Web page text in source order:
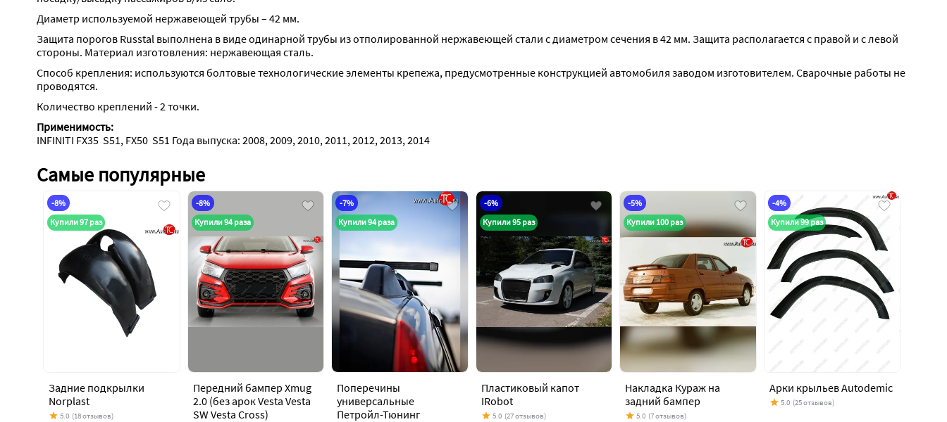
Диаметр используемой нержавеющей трубы – 42 мм.
Защита порогов Russtal выполнена в виде одинарной трубы из отполированной нержавеющей стали с диаметром сечения в 42 мм. Защита располагается с правой и с левой
стороны. Материал изготовления: нержавеющая сталь.
Способ крепления: используются болтовые технологические элементы крепежа, предусмотренные конструкцией автомобиля заводом изготовителем. Сварочные работы не
проводятся.
Количество креплений - 2 точки.
Применимость:
INFINITI FX35  S51, FX50  S51 Года выпуска: 2008, 2009, 2010, 2011, 2012, 2013, 2014
Самые популярные
-8%
Купили 97 раз
Задние подкрылки
Norplast
5.0 (18 отзывов)
-8%
Купили 94 раза
Передний бампер Xmug
2.0 (без арок Vesta Vesta
SW Vesta Cross)
-7%
Купили 94 раза
Поперечины
универсальные
Петройл-Тюнинг
-6%
Купили 95 раз
Пластиковый капот
IRobot
5.0 (27 отзывов)
-5%
Купили 100 раз
Накладка Кураж на
задний бампер
5.0 (7 отзывов)
-4%
Купили 99 раз
Арки крыльев Autodemic
5.0 (25 отзывов)